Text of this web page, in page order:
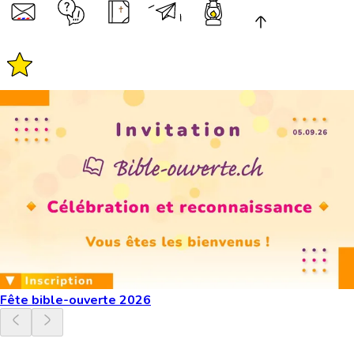
Fête bible-ouverte 2026